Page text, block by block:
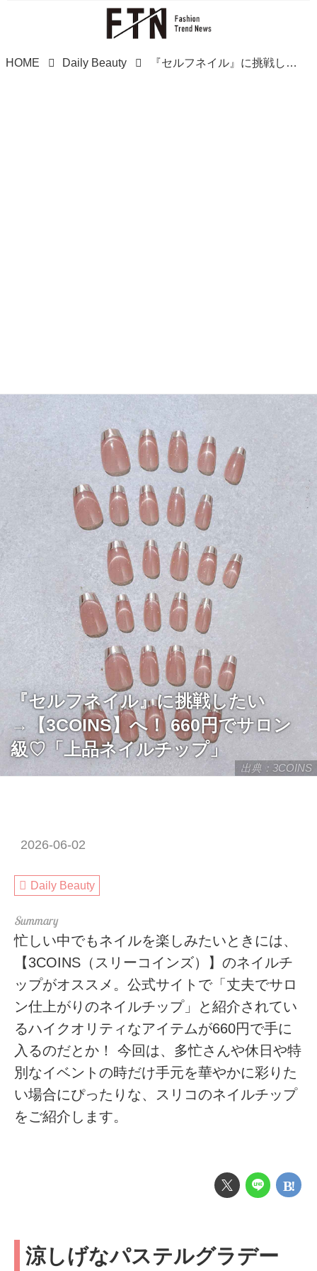
HOME Daily Beauty 『セルフネイル』に挑戦したい →【3COINS】へ！ 660円でサロン級♡「上品ネイルチップ」
出典：3COINS
『セルフネイル』に挑戦したい
→【3COINS】へ！ 660円でサロン
級♡「上品ネイルチップ」
2026-06-02
Daily Beauty
忙しい中でもネイルを楽しみたいときには、
【3COINS（スリーコインズ）】のネイルチ
ップがオススメ。公式サイトで「丈夫でサロ
ン仕上がりのネイルチップ」と紹介されてい
るハイクオリティなアイテムが660円で手に
入るのだとか！ 今回は、多忙さんや休日や特
別なイベントの時だけ手元を華やかに彩りた
い場合にぴったりな、スリコのネイルチップ
をご紹介します。
涼しげなパステルグラデー